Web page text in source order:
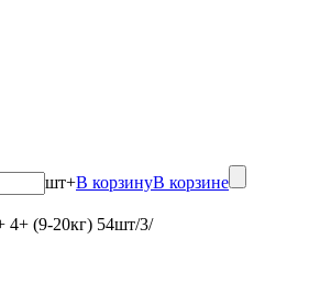
шт+В корзинуВ корзине
(9-20кг) 54шт/3/